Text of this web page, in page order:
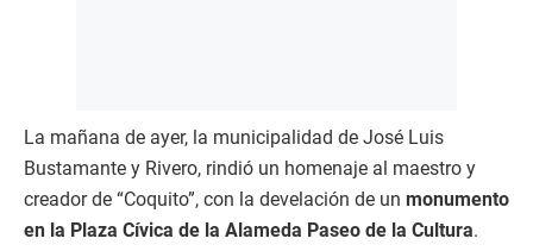
La mañana de ayer, la municipalidad de José Luis
Bustamante y Rivero, rindió un homenaje al maestro y
creador de “Coquito”, con la develación de un monumento
en la Plaza Cívica de la Alameda Paseo de la Cultura.